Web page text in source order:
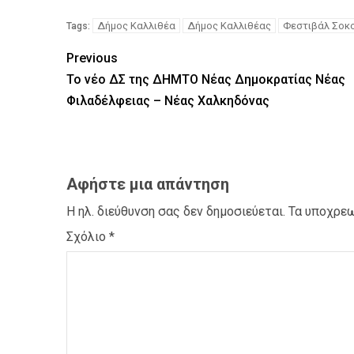
Tags: Δήμος Καλλιθέα Δήμος Καλλιθέας Φεστιβάλ
Previous
Το νέο ΔΣ της ΔΗΜΤΟ Νέας Δημοκρατίας Νέας
Φιλαδέλφειας – Νέας Χαλκηδόνας
Αφήστε μια απάντηση
Η ηλ. διεύθυνση σας δεν δημοσιεύεται. Τα
Σχόλιο *
Η συνέπεια μετριέται:
στη ΔΕΘ του 2026 – Άρθρο